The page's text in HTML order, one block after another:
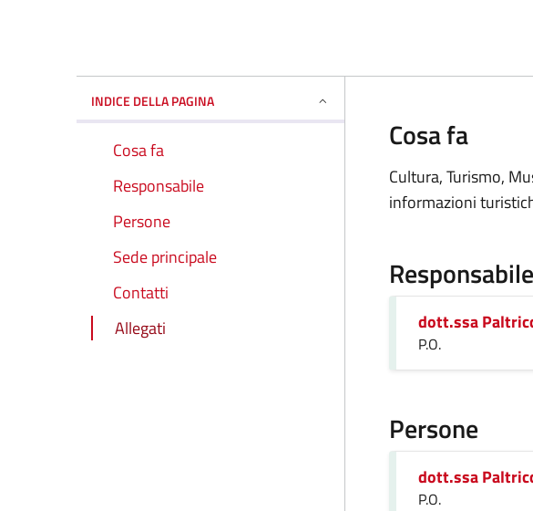
INDICE DELLA PAGINA
Cosa fa
Responsabile
Persone
Sede principale
Contatti
Allegati
Cosa fa
Cultura, Turismo,
informazioni
Responsabile
dott.ssa
P.O.
Persone
dott.ssa
P.O.